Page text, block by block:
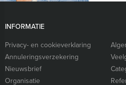
INFORMATIE
Privacy- en cookieverklaring
Annuleringsverzekering
Nieuwsbrief
Organisatie